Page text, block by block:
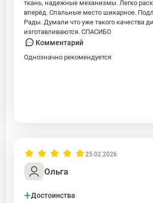
ткань, надежные механизмы. Легко
вперёд. Спальные место шикарное.
Рады. Думали что уже такого качества
изготавливаются. СПАСИБО
Комментарий
Однозначно рекомендуется
Ольга
25.02.2026
+Достоинства